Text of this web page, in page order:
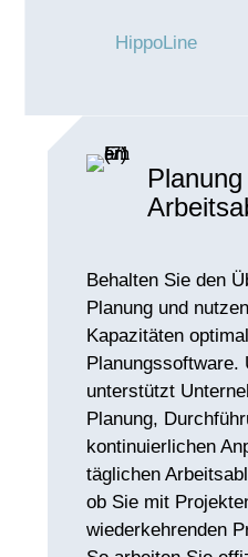
HippoLine
Behalten Sie den
Planung und
Kapazitäten
Planungssoftware.
unterstützt
Planung,
kontinuierlichen
täglichen
ob Sie mit
wiederkehrenden